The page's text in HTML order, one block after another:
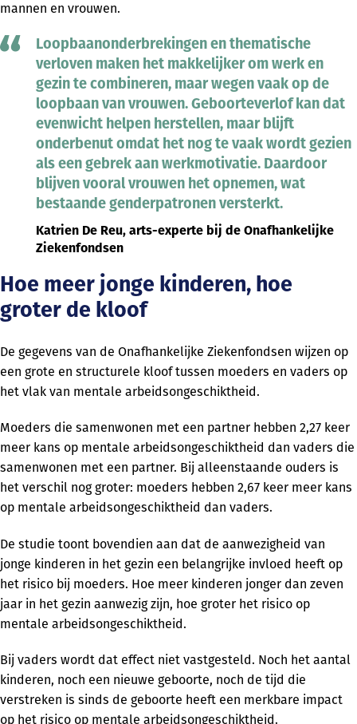
mannen en vrouwen.
Loopbaanonderbrekingen en thematische
verloven maken het makkelijker om werk en
gezin te combineren, maar wegen vaak op de
loopbaan van vrouwen. Geboorteverlof kan dat
evenwicht helpen herstellen, maar blijft
onderbenut omdat het nog te vaak wordt gezien
als een gebrek aan werkmotivatie. Daardoor
blijven vooral vrouwen het opnemen, wat
bestaande genderpatronen versterkt.
Katrien De Reu, arts-experte bij de Onafhankelijke
Ziekenfondsen
Hoe meer jonge kinderen, hoe
groter de kloof
De gegevens van de Onafhankelijke Ziekenfondsen wijzen op
een grote en structurele kloof tussen moeders en vaders op
het vlak van mentale arbeidsongeschiktheid.
Moeders die samenwonen met een partner hebben 2,27 keer
meer kans op mentale arbeidsongeschiktheid dan vaders die
samenwonen met een partner. Bij alleenstaande ouders is
het verschil nog groter: moeders hebben 2,67 keer meer kans
op mentale arbeidsongeschiktheid dan vaders.
De studie toont bovendien aan dat de aanwezigheid van
jonge kinderen in het gezin een belangrijke invloed heeft op
het risico bij moeders. Hoe meer kinderen jonger dan zeven
jaar in het gezin aanwezig zijn, hoe groter het risico op
mentale arbeidsongeschiktheid.
Bij vaders wordt dat effect niet vastgesteld. Noch het aantal
kinderen, noch een nieuwe geboorte, noch de tijd die
verstreken is sinds de geboorte heeft een merkbare impact
op het risico op mentale arbeidsongeschiktheid.